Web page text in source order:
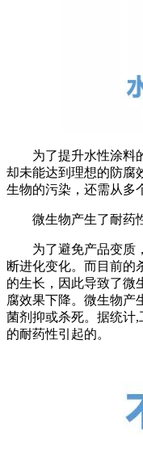
为了提升水性涂料
却未能达到理想的防腐
生物的污染，还需从多
微生物产生了耐药
为了避免产品变质
断进化变化。而目前的
的生长，因此导致了微
腐效果下降。微生物产
菌剂抑或杀死。据统计
的耐药性引起的。